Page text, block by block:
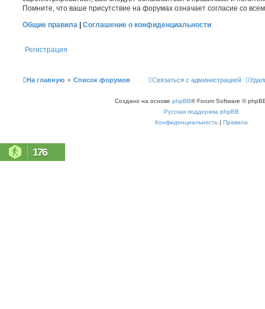
Помните, что ваше присутствие на форумах означает согласие со
Общие правила
Соглашение о конфиденциальности
Регистрация
На главную Список форумов Связаться с администрацией
Создано на основе phpBB® Forum Software ©
Русская поддержка phpBB
Конфиденциальность | Правила
176